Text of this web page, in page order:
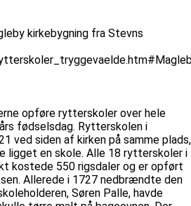
kirkebygning fra Stevns
opføre rytterskoler over hele
fødselsdag. Rytterskolen i
ved siden af kirken på samme plads,
ligget en skole. Alle 18 rytterskoler i
kostede 550 rigsdaler og er opført
Allerede i 1727 nedbrændte den
Søren Palle, havde